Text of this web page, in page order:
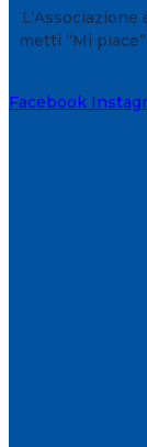
metti “Mi
Facebook